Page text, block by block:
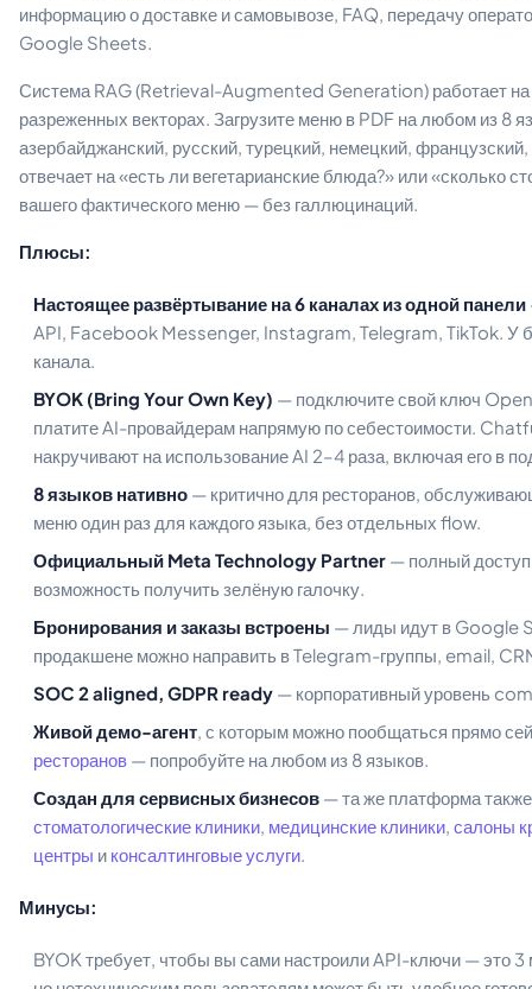
информацию о доставке и самовывозе, FAQ, передачу
Google Sheets.
Система RAG (Retrieval-Augmented Generation) работает на
разреженных векторах. Загрузите меню в PDF на любом из 8
азербайджанский, русский, турецкий, немецкий, французский,
отвечает на «есть ли вегетарианские блюда?» или «сколько
вашего фактического меню — без галлюцинаций.
Плюсы:
Настоящее развёртывание на 6 каналах из одной панели
API, Facebook Messenger, Instagram, Telegram, TikTok. У
канала.
BYOK (Bring Your Own Key) — подключите свой ключ
платите AI-провайдерам напрямую по себестоимости.
накручивают на использование AI 2–4 раза, включая его в
8 языков нативно — критично для ресторанов,
меню один раз для каждого языка, без отдельных flow.
Официальный Meta Technology Partner — полный
возможность получить зелёную галочку.
Бронирования и заказы встроены — лиды идут в Google
продакшене можно направить в Telegram-группы, email,
SOC 2 aligned, GDPR ready — корпоративный уровень
Живой демо-агент, с которым можно пообщаться прямо
ресторанов — попробуйте на любом из 8 языков.
Создан для сервисных бизнесов — та же платформа
стоматологические клиники, медицинские клиники, салоны
центры и консалтинговые услуги.
Минусы:
BYOK требует, чтобы вы сами настроили API-ключи —